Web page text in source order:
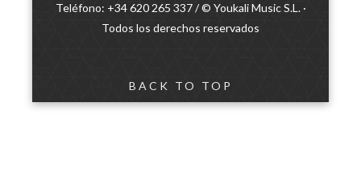
Teléfono: +34 620 265 337 / © Youkali Music S.L. ·
Todos los derechos reservados
BACK TO TOP